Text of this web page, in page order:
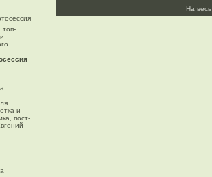
топ-
и
пост-
На